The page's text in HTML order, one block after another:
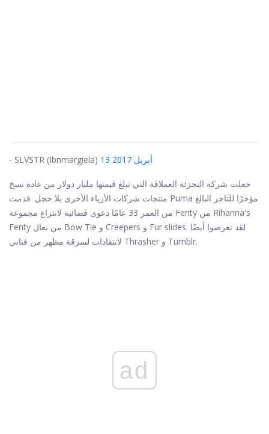
- SLVSTR (Ibnmargiela) 13 أبريل 2017
جعلت شركة التجزئة العملاقة التي تبلغ قيمتها مليار دولار من عادة نسخ
منتجات شركات الأزياء الأخرى بلا خجل. قدمت Puma مؤخرًا للتاجر البالغ
من العمر 33 عامًا دعوى قضائية لانتزاع مجموعة Fenty من Rihanna's
Fenty من نعال Bow Tie و Creepers و Fur slides. لقد تعرضوا أيضًا
لانتقادات لسرقة مظهر من فناني Thrasher و Tumblr.
ad